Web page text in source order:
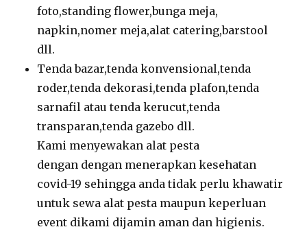
foto,standing flower,bunga meja,
napkin,nomer meja,alat catering,barstool
dll.
Tenda bazar,tenda konvensional,tenda
roder,tenda dekorasi,tenda plafon,tenda
sarnafil atau tenda kerucut,tenda
transparan,tenda gazebo dll.
Kami menyewakan alat pesta
dengan dengan menerapkan kesehatan
covid-19 sehingga anda tidak perlu khawatir
untuk sewa alat pesta maupun keperluan
event dikami dijamin aman dan higienis.